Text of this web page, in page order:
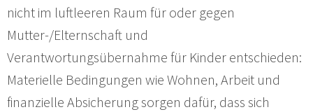
nicht im luftleeren Raum für oder gegen
Mutter-/Elternschaft und
Verantwortungsübernahme für Kinder entschieden:
Materielle Bedingungen wie Wohnen, Arbeit und
finanzielle Absicherung sorgen dafür, dass sich